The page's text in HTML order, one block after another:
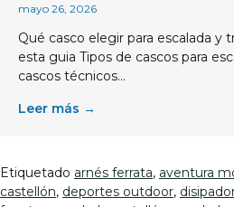
mayo 26, 2026
Qué casco elegir para escalada y
esta guia Tipos de cascos para
cascos técnicos...
Leer más →
Etiquetado arnés ferrata, aventura
castellón, deportes outdoor,